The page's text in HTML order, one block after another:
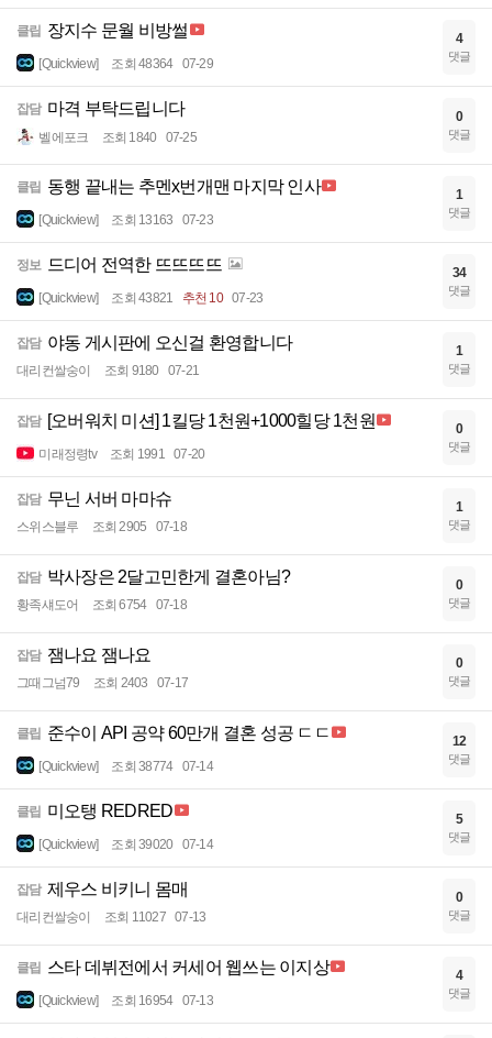
클립 장지수 문월 비방썰
[Quickview] 조회 48364 07-29
4
댓글
잡담 마격 부탁드립니다
벨에포크 조회 1840 07-25
0
댓글
클립 동행 끝내는 추멘x번개맨 마지막 인사
[Quickview] 조회 13163 07-23
1
댓글
정보 드디어 전역한 뜨뜨뜨뜨
[Quickview] 조회 43821 추천 10 07-23
34
댓글
잡담 야동 게시판에 오신걸 환영합니다
대리컨쌀숭이 조회 9180 07-21
1
댓글
잡담 [오버워치 미션] 1킬당 1천원+1000힐당 1천원
미래정령tv 조회 1991 07-20
0
댓글
잡담 무닌 서버 마마슈
스위스블루 조회 2905 07-18
1
댓글
잡담 박사장은 2달고민한게 결혼아님?
황족섀도어 조회 6754 07-18
0
댓글
잡담 잼나요 잼나요
그때그넘79 조회 2403 07-17
0
댓글
클립 준수이 API 공약 60만개 결혼 성공 ㄷㄷ
[Quickview] 조회 38774 07-14
12
댓글
클립 미오탱 REDRED
[Quickview] 조회 39020 07-14
5
댓글
잡담 제우스 비키니 몸매
대리컨쌀숭이 조회 11027 07-13
0
댓글
클립 스타 데뷔전에서 커세어 웹쓰는 이지상
[Quickview] 조회 16954 07-13
4
댓글